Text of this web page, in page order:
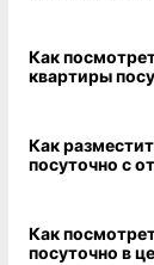
Как
Как
Как